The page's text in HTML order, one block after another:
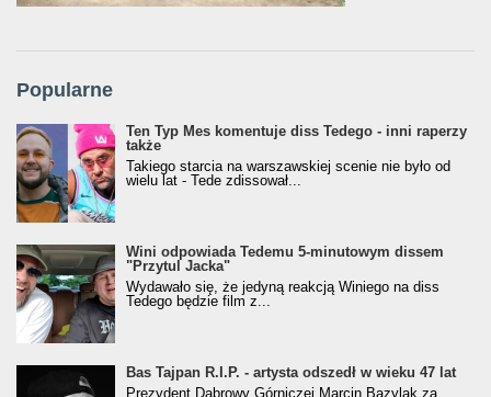
Popularne
Ten Typ Mes komentuje diss Tedego - inni raperzy
także
Takiego starcia na warszawskiej scenie nie było od
wielu lat - Tede zdissował...
Wini odpowiada Tedemu 5-minutowym dissem
"Przytul Jacka"
Wydawało się, że jedyną reakcją Winiego na diss
Tedego będzie film z...
Bas Tajpan R.I.P. - artysta odszedł w wieku 47 lat
Prezydent Dąbrowy Górniczej Marcin Bazylak za